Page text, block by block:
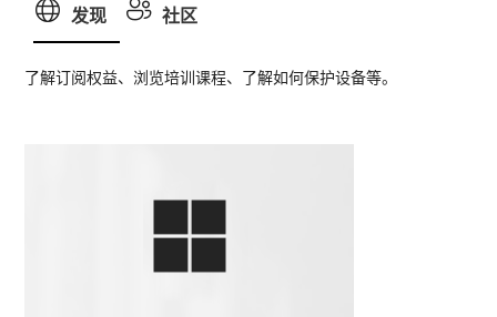
发现 社区
了解订阅权益、浏览培训课程、了解如何保护设备等。